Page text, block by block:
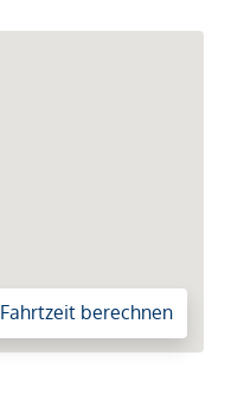
Fahrtzeit berechnen